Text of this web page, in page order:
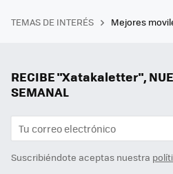
TEMAS DE INTERÉS Mejores
RECIBE "Xatakaletter",
SEMANAL
Suscribiéndote aceptas nuestra